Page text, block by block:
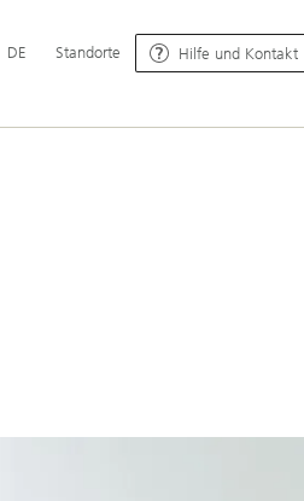
Hauptnavigation
DE Standorte Hilfe und Kontakt